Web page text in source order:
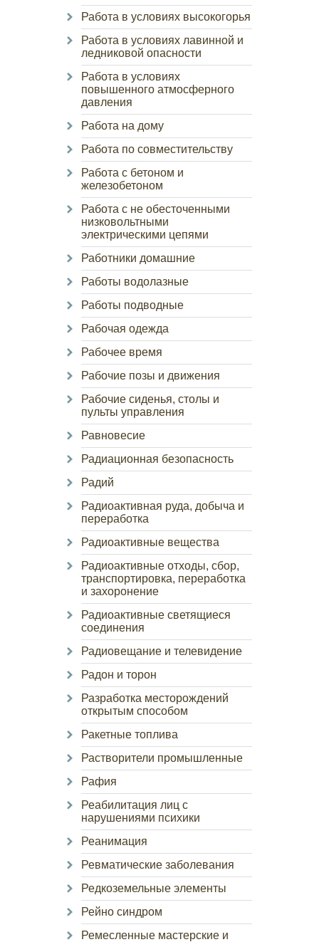
Работа в условиях высокогорья
Работа в условиях лавинной и
ледниковой опасности
Работа в условиях
повышенного атмосферного
давления
Работа на дому
Работа по совместительству
Работа с бетоном и
железобетоном
Работа с не обесточенными
низковольтными
электрическими цепями
Работники домашние
Работы водолазные
Работы подводные
Рабочая одежда
Рабочее время
Рабочие позы и движения
Рабочие сиденья, столы и
пульты управления
Равновесие
Радиационная безопасность
Радий
Радиоактивная руда, добыча и
переработка
Радиоактивные вещества
Радиоактивные отходы, сбор,
транспортировка, переработка
и захоронение
Радиоактивные светящиеся
соединения
Радиовещание и телевидение
Радон и торон
Разработка месторождений
открытым способом
Ракетные топлива
Растворители промышленные
Рафия
Реабилитация лиц с
нарушениями психики
Реанимация
Ревматические заболевания
Редкоземельные элементы
Рейно синдром
Ремесленные мастерские и